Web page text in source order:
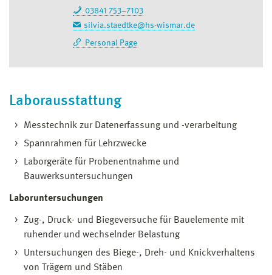
03841 753–7103
silvia.staedtke@hs-wismar.de
Personal Page
Laborausstattung
Messtechnik zur Datenerfassung und -verarbeitung
Spannrahmen für Lehrzwecke
Laborgeräte für Probenentnahme und
Bauwerksuntersuchungen
Laboruntersuchungen
Zug-, Druck- und Biegeversuche für Bauelemente mit
ruhender und wechselnder Belastung
Untersuchungen des Biege-, Dreh- und Knickverhaltens
von Trägern und Stäben